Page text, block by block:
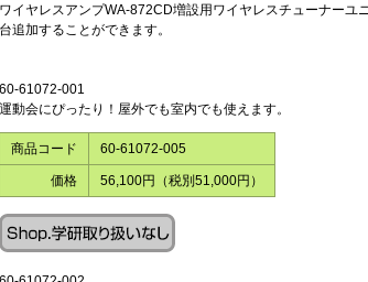
ワイヤレスアンプWA-872CD増設用ワイヤレスチューナーユ
台追加することができます。
60-61072-001
運動会にぴったり！屋外でも室内でも使えます。
商品コード 60-61072-005
価格 56,100円（税別51,000円）